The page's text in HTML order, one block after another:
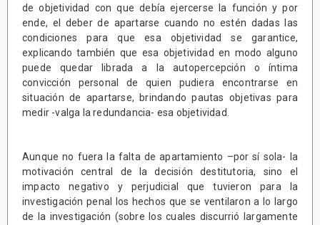
de objetividad con que debía ejercerse la función y por
ende, el deber de apartarse cuando no estén dadas las
condiciones para que esa objetividad se garantice,
explicando también que esa objetividad en modo alguno
puede quedar librada a la autopercepción o íntima
convicción personal de quien pudiera encontrarse en
situación de apartarse, brindando pautas objetivas para
medir -valga la redundancia- esa objetividad.
Aunque no fuera la falta de apartamiento –por sí sola- la
motivación central de la decisión destitutoria, sino el
impacto negativo y perjudicial que tuvieron para la
investigación penal los hechos que se ventilaron a lo largo
de la investigación (sobre los cuales discurrió largamente